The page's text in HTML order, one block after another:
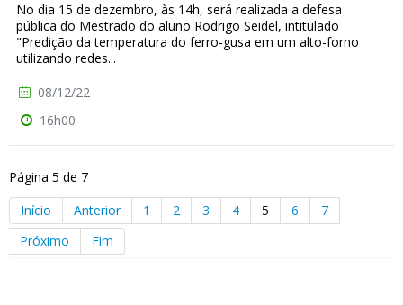
No dia 15 de dezembro, às 14h, será realizada a defesa
pública do Mestrado do aluno Rodrigo Seidel, intitulado
"Predição da temperatura do ferro-gusa em um alto-forno
utilizando redes...
08/12/22
16h00
Página 5 de 7
Início
Anterior 1 2 3 4 5 6
7
Próximo
Fim